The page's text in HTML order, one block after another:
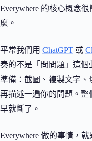
Everywhere 的核心概念
麼。
平常我們用 ChatGPT 或
奏的不是「問問題」這
準備：截圖、複製文字
再描述一遍你的問題。
早就斷了。
Everywhere 做的事情，